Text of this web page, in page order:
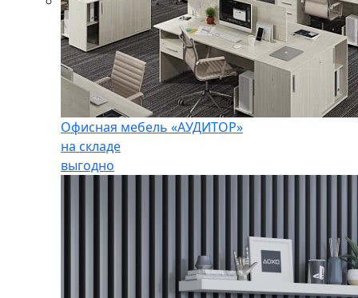
Офисная мебель «АУДИТОР»
на складе
выгодно